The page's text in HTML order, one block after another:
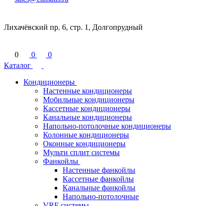
Лихачёвский пр. 6, стр. 1, Долгопрудный
0 0
0
Каталог
Кондиционеры
Настенные кондиционеры
Мобильные кондиционеры
Кассетные кондиционеры
Канальные кондиционеры
Напольно-потолочные кондиционеры
Колонные кондиционеры
Оконные кондиционеры
Мульти сплит системы
Фанкойлы
Настенные фанкойлы
Кассетные фанкойлы
Канальные фанкойлы
Напольно-потолочные